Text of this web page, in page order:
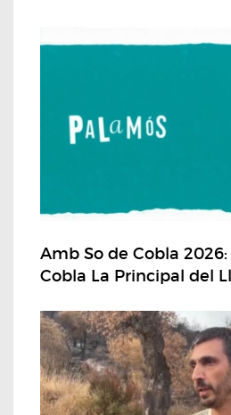
Amb So de Cobla
Cobla La Principal del